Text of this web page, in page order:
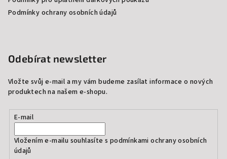
Podmínky ochrany osobních údajů
Odebírat newsletter
Vložte svůj e-mail a my vám budeme zasílat informace o nových
produktech na našem e-shopu.
E-mail
Vložením e-mailu souhlasíte s podmínkami ochrany osobních
údajů